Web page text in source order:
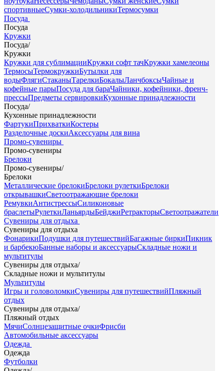
спортивныеСумки-холодильникиТермосумки
Посуда
Посуда
Кружки
Посуда/
Кружки
Кружки для сублимацииКружки софт тачКружки хамелеоны
ТермосыТермокружкиБутылки для
водыФлягиСтаканыТарелкиБокалыЛанчбоксыЧайные и
кофейные парыПосуда для бараЧайники, кофейники, френч-
прессыПредметы сервировкиКухонные принадлежности
Посуда/
Кухонные принадлежности
ФартукиПрихваткиКостеры
Разделочные доскиАксессуары для вина
Промо-сувениры
Промо-сувениры
Брелоки
Промо-сувениры/
Брелоки
Металлические брелокиБрелоки рулеткиБрелоки
открывашкиСветоотражающие брелоки
РемувкиАнтистрессыСиликоновые
браслетыРулеткиЛаньярдыБейджиРетракторыСветоотражатели
Сувениры для отдыха
Сувениры для отдыха
ФонарикиПодушки для путешествийБагажные биркиПикник
и барбекюБанные наборы и аксессуарыСкладные ножи и
мультитулы
Сувениры для отдыха/
Складные ножи и мультитулы
Мультитулы
Игры и головоломкиСувениры для путешествийПляжный
отдых
Сувениры для отдыха/
Пляжный отдых
МячиСолнцезащитные очкиФрисби
Автомобильные аксессуары
Одежда
Одежда
Футболки